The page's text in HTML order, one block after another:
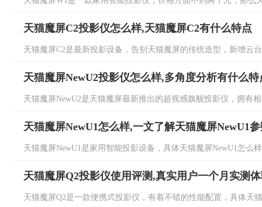
天猫魔屏C2投影仪怎么样,天猫魔屏C2有什么特点
天猫魔屏C2是最新投影设备，告别天猫魔屏的传统造型，新增云
天猫魔屏NewU2投影仪怎么样,多角度分析有什么特
天猫魔屏NewU2是天猫魔屏最新推出的超视感旗舰投影仪，拥有
天猫魔屏NewU1怎么样,一文了解天猫魔屏NewU1
天猫魔屏NewU1是家用智能投影设备，具体天猫魔屏NewU1怎么
天猫魔屏Q2投影仪使用评测,真实用户一个月实测
天猫魔屏Q2是一款便携式投影仪，有着不错的性能配置，具体天